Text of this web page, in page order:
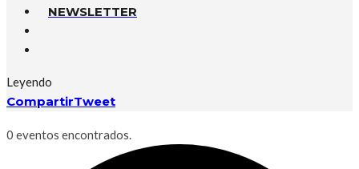
NEWSLETTER
Leyendo
CompartirTweet
0 eventos encontrados.